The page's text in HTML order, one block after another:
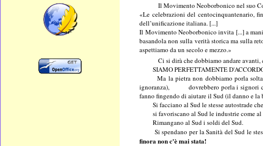
Il Movimento Neoborbonico nel suo
«Le celebrazioni del centocinquantenario,
dell’unificazione italiana. [...]
Il Movimento Neoborbonico invita [...] a
basandola non sulla verità storica ma sulla
aspettiamo da un secolo e mezzo.»
Ci si dirà che dobbiamo andare avanti,
SIAMO PERFETTAMENTE
Ma la pietra non dobbiamo porla
ignoranza), dovrebbero porla i signori che
fanno fingendo di aiutare il Sud (il danno e la
Si facciano al Sud le stesse autostrade
si favoriscano al Sud le industrie come al
Rimangano al Sud i soldi del Sud.
Si spendano per la Sanità del Sud le
finora non c'è mai stata!